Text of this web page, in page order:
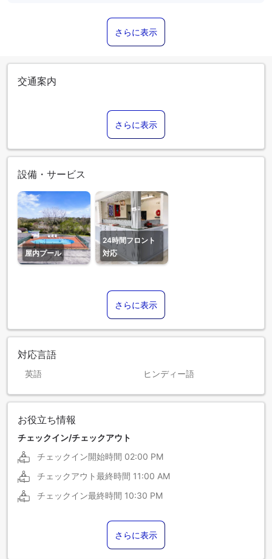
さらに表示
交通案内
さらに表示
設備・サービス
屋内プール
24時間フロント
対応
さらに表示
対応言語
英語 ヒンディー語
お役立ち情報
チェックイン/チェックアウト
チェックイン開始時間 02:00 PM
チェックアウト最終時間 11:00 AM
チェックイン最終時間 10:30 PM
さらに表示